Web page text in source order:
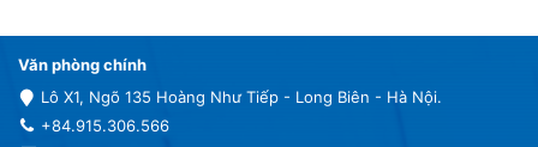
Văn phòng chính
Lô X1, Ngõ 135 Hoàng Như Tiếp - Long Biên - Hà Nội.
+84.915.306.566